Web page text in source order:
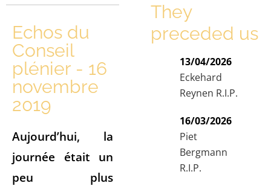
Echos du
Conseil
plénier - 16
novembre
2019
Aujourd’hui, la
journée était un
peu plus
They
preceded us
13/04/2026
Eckehard
Reynen R.I.P.
16/03/2026
Piet
Bergmann
R.I.P.